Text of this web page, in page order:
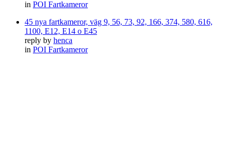
in POI Fartkameror
45 nya fartkameror, väg 9, 56, 73, 92, 166, 374, 580, 616,
1100, E12, E14 o E45
reply by henca
in POI Fartkameror